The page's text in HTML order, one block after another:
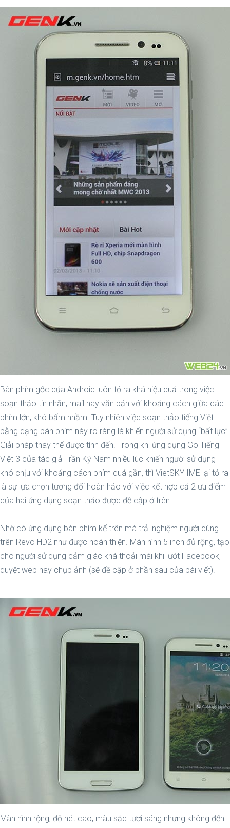
Bàn phím gốc của Android luôn tỏ ra khá hiệu quả trong việc
soạn thảo tin nhắn, mail hay văn bản với khoảng cách giữa các
phím lớn, khó bấm nhầm. Tuy nhiên việc soạn thảo tiếng Việt
bằng dạng bàn phím này rõ ràng là khiến người sử dụng “bất lực”.
Giải pháp thay thế được tính đến. Trong khi ứng dụng Gõ Tiếng
Việt 3 của tác giả Trần Kỳ Nam nhiều lúc khiến người sử dụng
khó chịu với khoảng cách phím quá gần, thì VietSKY IME lại tỏ ra
là sự lựa chọn tương đối hoàn hảo với việc kết hợp cả 2 ưu điểm
của hai ứng dụng soạn thảo được đề cập ở trên.
Nhờ có ứng dụng bàn phím kể trên mà trải nghiệm người dùng
trên Revo HD2 như được hoàn thiện. Màn hình 5 inch đủ rộng, tạo
cho người sử dụng cảm giác khá thoải mái khi lướt Facebook,
duyệt web hay chụp ảnh (sẽ đề cập ở phần sau của bài viết).
Màn hình rộng, độ nét cao, màu sắc tươi sáng nhưng không đến